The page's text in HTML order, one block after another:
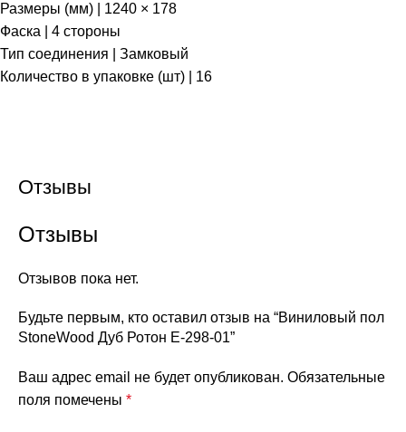
Размеры (мм) | 1240 × 178
Фаска | 4 стороны
Тип соединения | Замковый
Количество в упаковке (шт) | 16
Отзывы
Отзывы
Отзывов пока нет.
Будьте первым, кто оставил отзыв на “Виниловый пол
StoneWood Дуб Ротон E-298-01”
Ваш адрес email не будет опубликован. Обязательные
поля помечены *